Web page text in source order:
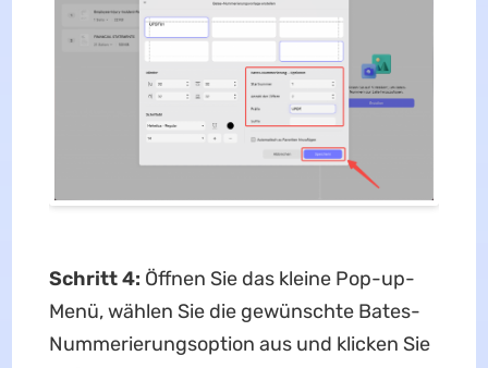
Schritt 4: Öffnen Sie das kleine Pop-up-
Menü, wählen Sie die gewünschte Bates-
Nummerierungsoption aus und klicken Sie